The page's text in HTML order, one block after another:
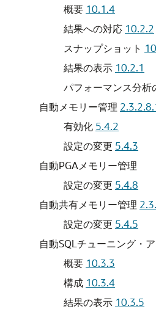
概要 10.1.4
結果への対応 10.2.2
スナップショット
結果の表示 10.2.1
パフォーマンス分析
自動メモリー管理
有効化 5.4.2
設定の変更 5.4.3
自動PGAメモリー管理
設定の変更 5.4.8
自動共有メモリー管理
設定の変更 5.4.5
自動SQLチューニング・
概要 10.3.3
構成 10.3.4
結果の表示 10.3.5